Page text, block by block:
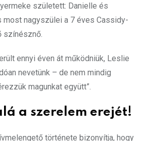
született: Danielle és
nagyszülei a 7 éves Cassidy-
színésznő.
ennyi éven át működniük, Leslie
nevetünk – de nem mindig
magunkat együtt”.
a szerelem erejét!
története bizonyítja, hogy